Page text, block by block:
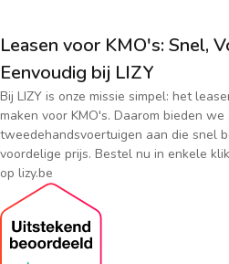
Leasen voor KMO's: Snel,
Eenvoudig bij LIZY
Bij LIZY is onze missie simpel: het
maken voor KMO's. Daarom bieden
tweedehandsvoertuigen aan die snel
voordelige prijs. Bestel nu in enkele
op lizy.be